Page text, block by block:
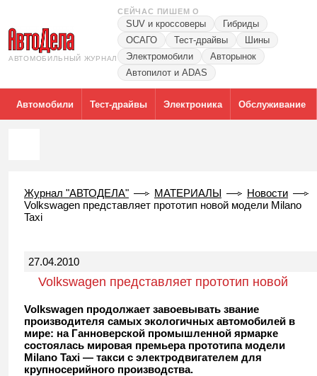
АВТОМОБИЛЬНЫЙ ЖУРНАЛ
СЕЙЧАС ПИШЕМ О
SUV и кроссоверы
Гибриды
ОСАГО
Тест-драйвы
Шины
Электромобили
Авторынок
Автопилот и ADAS
Автомобили Тест-драйвы Электроника Обслуживание
Журнал "АВТОДЕЛА" МАТЕРИАЛЫ
Новости
Volkswagen представляет прототип новой модели Milano
Taxi
27.04.2010
Volkswagen представляет прототип новой
модели Milano Taxi
Volkswagen продолжает завоевывать звание
производителя самых экологичных автомобилей в
мире: на Ганноверской промышленной ярмарке
состоялась мировая премьера прототипа модели
Milano Taxi — такси с электродвигателем для
крупносерийного производства.